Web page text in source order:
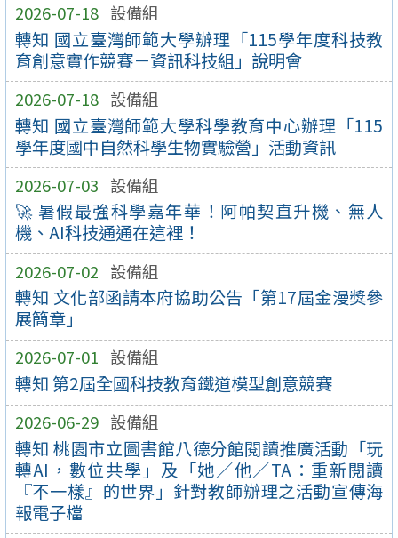
2026-07-18 設備組
轉知 國立臺灣師範大學辦理「115學年度科技教
育創意實作競賽－資訊科技組」說明會
2026-07-18 設備組
轉知 國立臺灣師範大學科學教育中心辦理「115
學年度國中自然科學生物實驗營」活動資訊
2026-07-03 設備組
🚀 暑假最強科學嘉年華！阿帕契直升機、無人
機、AI科技通通在這裡！
2026-07-02 設備組
轉知 文化部函請本府協助公告「第17屆金漫獎參
展簡章」
2026-07-01 設備組
轉知 第2屆全國科技教育鐵道模型創意競賽
2026-06-29 設備組
轉知 桃園市立圖書館八德分館閱讀推廣活動「玩
轉AI，數位共學」及「她／他／TA：重新閱讀
『不一樣』的世界」針對教師辦理之活動宣傳海
報電子檔